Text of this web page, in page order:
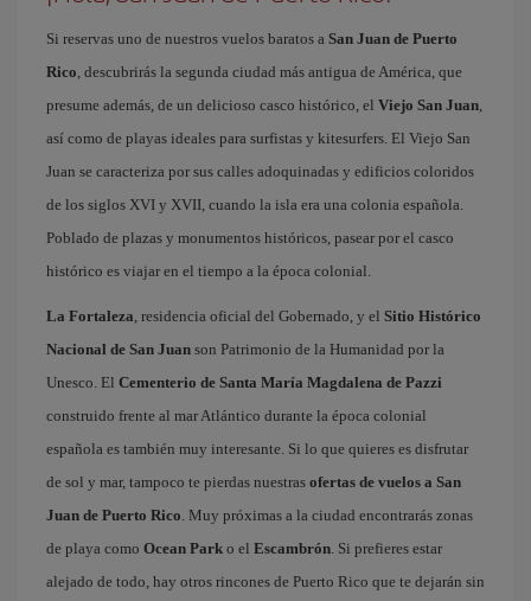
Si reservas uno de nuestros vuelos baratos a San Juan de Puerto
Rico, descubrirás la segunda ciudad más antigua de América, que
presume además, de un delicioso casco histórico, el Viejo San Juan,
así como de playas ideales para surfistas y kitesurfers. El Viejo San
Juan se caracteriza por sus calles adoquinadas y edificios coloridos
de los siglos XVI y XVII, cuando la isla era una colonia española.
Poblado de plazas y monumentos históricos, pasear por el casco
histórico es viajar en el tiempo a la época colonial.
La Fortaleza, residencia oficial del Gobernado, y el Sitio Histórico
Nacional de San Juan son Patrimonio de la Humanidad por la
Unesco. El Cementerio de Santa María Magdalena de Pazzi
construido frente al mar Atlántico durante la época colonial
española es también muy interesante. Si lo que quieres es disfrutar
de sol y mar, tampoco te pierdas nuestras ofertas de vuelos a San
Juan de Puerto Rico. Muy próximas a la ciudad encontrarás zonas
de playa como Ocean Park o el Escambrón. Si prefieres estar
alejado de todo, hay otros rincones de Puerto Rico que te dejarán sin